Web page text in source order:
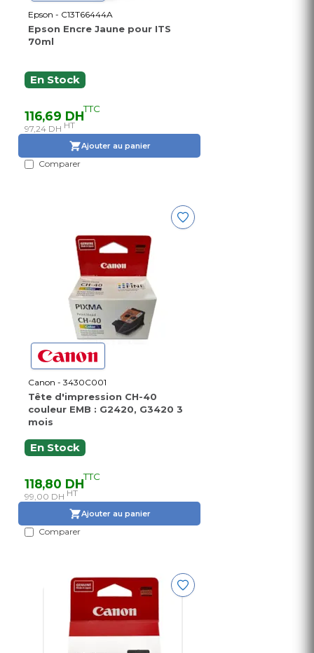
Epson - C13T66444A
Epson Encre Jaune pour ITS
70ml
En Stock
116,69 DHTTC
97,24 DH HT
Ajouter au panier
Comparer
Canon - 3430C001
Tête d'impression CH-40
couleur EMB : G2420, G3420 3
mois
En Stock
118,80 DHTTC
99,00 DH HT
Ajouter au panier
Comparer